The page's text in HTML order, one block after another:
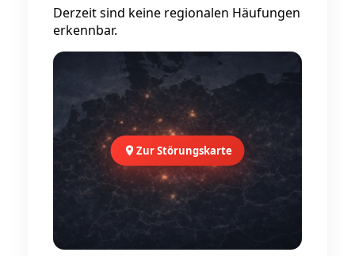
Derzeit sind keine regionalen Häufungen
erkennbar.
Zur Störungskarte